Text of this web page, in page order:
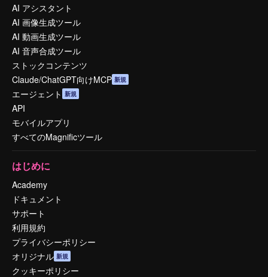
AI アシスタント
AI 画像生成ツール
AI 動画生成ツール
AI 音声合成ツール
ストックコンテンツ
Claude/ChatGPT向けMCP 新規
エージェント 新規
API
モバイルアプリ
すべてのMagnificツール
はじめに
Academy
ドキュメント
サポート
利用規約
プライバシーポリシー
オリジナル 新規
クッキーポリシー